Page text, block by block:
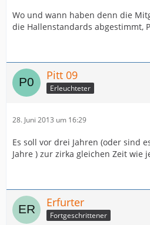
Wo und wann haben denn die
die Hallenstandards abgestimmt,
Pitt 09
Erleuchteter
28. Juni 2013 um 16:29
Es soll vor drei Jahren (oder sind
Jahre ) zur zirka gleichen Zeit wie
Erfurter
Fortgeschrittener